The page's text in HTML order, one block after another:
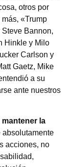
otros por
«Trump
Bannon,
Hinkle y Milo
Carlson y
Gaetz, Mike
a su
ante nuestros
la
absolutamente
acciones, no